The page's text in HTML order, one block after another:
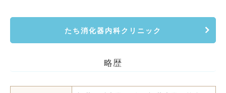
たち消化器内科クリニック
略歴